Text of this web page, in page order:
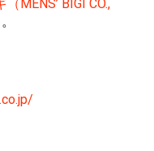
MENS’ BIGI CO.,